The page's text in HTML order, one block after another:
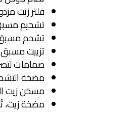
فلتر زيت
تشحيم
تشحم
تزييت
صمامات
مضخة
مسخن زيت
مضخة زيت،